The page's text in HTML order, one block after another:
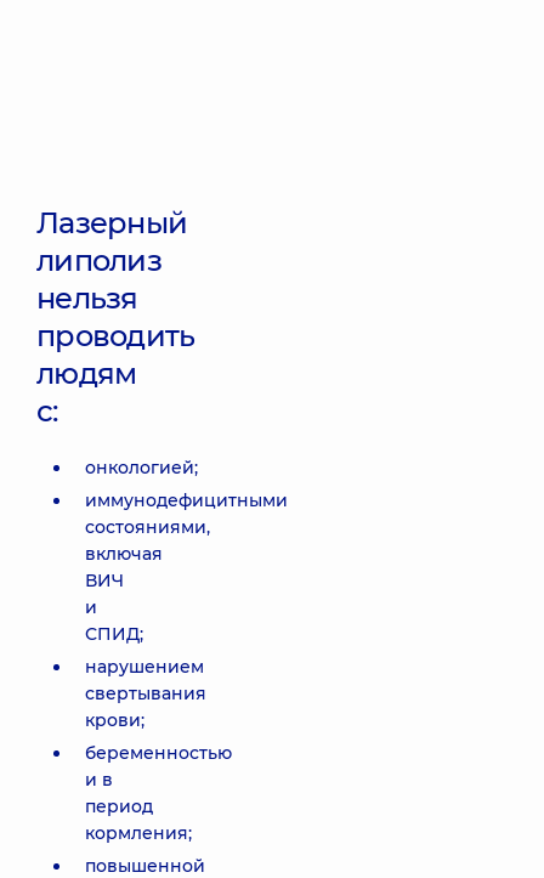
Лазерный
липолиз
нельзя
проводить
людям
с:
онкологией;
иммунодефицитными
состояниями,
включая
ВИЧ
и
СПИД;
нарушением
свертывания
крови;
беременностью
и в
период
кормления;
повышенной